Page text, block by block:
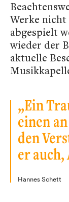
Werke nicht
abgespielt
wieder der
aktuelle
„Ein
einen
den
er
Hannes Schett